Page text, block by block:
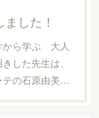
した！
から学ぶ 大人
した先生は、
テの石原由美…